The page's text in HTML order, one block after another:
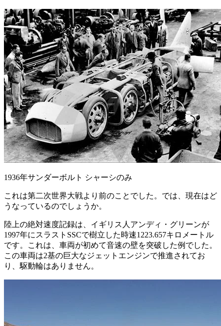
1936年サンダーボルト シャーシのみ
これは第二次世界大戦より前のことでした。では、現在はど
うなっているのでしょうか。
陸上の絶対速度記録は、イギリス人アンディ・グリーンが
1997年にスラストSSCで樹立した時速1223.657キロメートル
です。これは、車両が初めて音速の壁を突破した例でした。
この車両は2基の巨大なジェットエンジンで推進されてお
り、駆動輪はありません。